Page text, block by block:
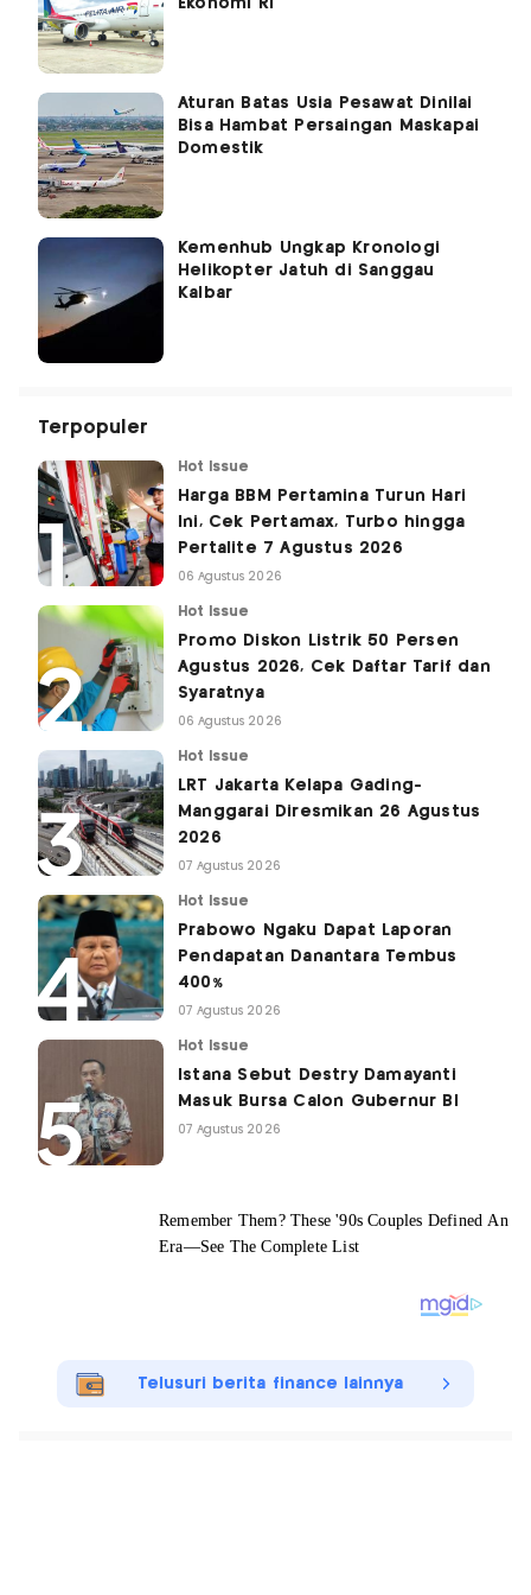
Ekonomi RI
Aturan Batas Usia Pesawat Dinilai
Bisa Hambat Persaingan Maskapai
Domestik
Kemenhub Ungkap Kronologi
Helikopter Jatuh di Sanggau
Kalbar
Terpopuler
Hot Issue
Harga BBM Pertamina Turun Hari
Ini, Cek Pertamax, Turbo hingga
Pertalite 7 Agustus 2026
06 Agustus 2026
Hot Issue
Promo Diskon Listrik 50 Persen
Agustus 2026, Cek Daftar Tarif dan
Syaratnya
06 Agustus 2026
Hot Issue
LRT Jakarta Kelapa Gading-
Manggarai Diresmikan 26 Agustus
2026
07 Agustus 2026
Hot Issue
Prabowo Ngaku Dapat Laporan
Pendapatan Danantara Tembus
400%
07 Agustus 2026
Hot Issue
Istana Sebut Destry Damayanti
Masuk Bursa Calon Gubernur BI
07 Agustus 2026
Telusuri berita finance lainnya